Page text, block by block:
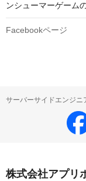
ンシューマーゲーム
Facebookページ
サーバーサイドエンジニ
株式会社アプリ